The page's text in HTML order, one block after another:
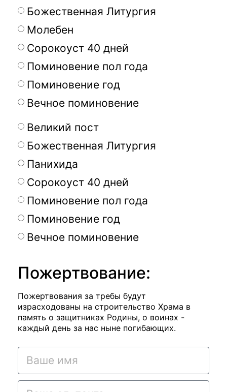
Божественная Литургия
Молебен
Сорокоуст 40 дней
Поминовение пол года
Поминовение год
Вечное поминовение
Великий пост
Божественная Литургия
Панихида
Сорокоуст 40 дней
Поминовение пол года
Поминовение год
Вечное поминовение
Пожертвование:
Пожертвования за требы будут
израсходованы на строительство Храма в
память о защитниках Родины, о воинах -
каждый день за нас ныне погибающих.